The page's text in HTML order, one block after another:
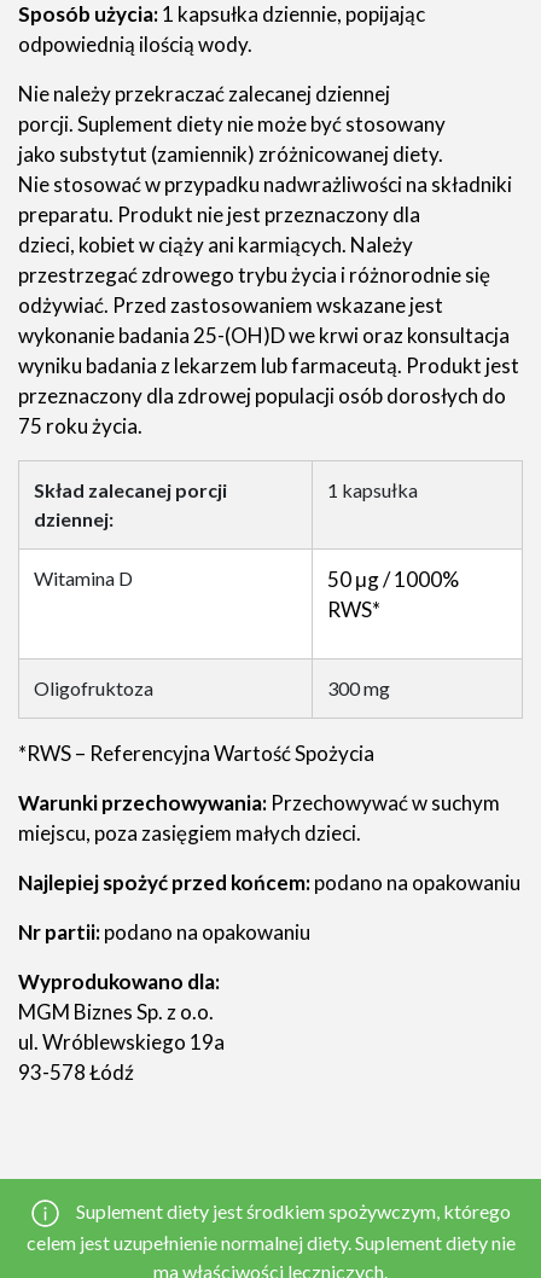
Sposób użycia:1 kapsułka dziennie, popijając
odpowiednią ilością wody.
Nie należy przekraczać zalecanej dziennej
porcji. Suplement diety nie może być stosowany
jako substytut (zamiennik) zróżnicowanej diety.
Nie stosować w przypadku nadwrażliwości na składniki
preparatu. Produkt nie jest przeznaczony dla
dzieci, kobiet w ciąży ani karmiących. Należy
przestrzegać zdrowego trybu życia i różnorodnie się
odżywiać. Przed zastosowaniem wskazane jest
wykonanie badania 25-(OH)D we krwi oraz konsultacja
wyniku badania z lekarzem lub farmaceutą. Produkt jest
przeznaczony dla zdrowej populacji osób dorosłych do
75 roku życia.
Skład zalecanej porcji
dziennej:
1 kapsułka
Witamina D
50 μg / 1000%
RWS*
Oligofruktoza 300 mg
*RWS – Referencyjna Wartość Spożycia
Warunki przechowywania: Przechowywać w suchym
miejscu, poza zasięgiem małych dzieci.
Najlepiej spożyć przed końcem:podano na opakowaniu
Nr partii:podano na opakowaniu
Wyprodukowano dla:
MGM Biznes Sp. z o.o.
ul. Wróblewskiego 19a
93-578 Łódź
Suplement diety jest środkiem spożywczym, którego
celem jest uzupełnienie normalnej diety. Suplement diety nie
ma właściwości leczniczych.